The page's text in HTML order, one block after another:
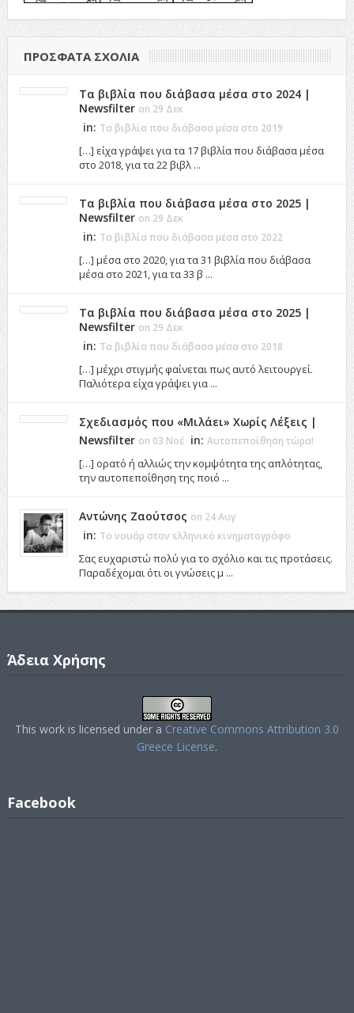
ΠΡΌΣΦΑΤΑ ΣΧΌΛΙΑ
Τα βιβλία που διάβασα μέσα στο 2024 |
Newsfilter on 29 Δεκ
in: Τα βιβλία που διάβασα μέσα στο 2019
[…] είχα γράψει για τα 17 βιβλία που διάβασα μέσα
στο 2018, για τα 22 βιβλ ...
Τα βιβλία που διάβασα μέσα στο 2025 |
Newsfilter on 29 Δεκ
in: Τα βιβλία που διάβασα μέσα στο 2022
[…] μέσα στο 2020, για τα 31 βιβλία που διάβασα
μέσα στο 2021, για τα 33 β ...
Τα βιβλία που διάβασα μέσα στο 2025 |
Newsfilter on 29 Δεκ
in: Τα βιβλία που διάβασα μέσα στο 2018
[…] μέχρι στιγμής φαίνεται πως αυτό λειτουργεί.
Παλιότερα είχα γράψει για ...
Σχεδιασμός που «Μιλάει» Χωρίς Λέξεις |
Newsfilter on 03 Νοέ in: Αυτοπεποίθηση τώρα!
[…] ορατό ή αλλιώς την κομψότητα της απλότητας,
την αυτοπεποίθηση της ποιό ...
Αντώνης Ζαούτσος on 24 Αυγ
in: Το νουάρ στον ελληνικό κινηματογράφο
Σας ευχαριστώ πολύ για το σχόλιο και τις προτάσεις.
Παραδέχομαι ότι οι γνώσεις μ ...
Άδεια Χρήσης
This work is licensed under a Creative Commons Attribution 3.0
Greece License.
Facebook